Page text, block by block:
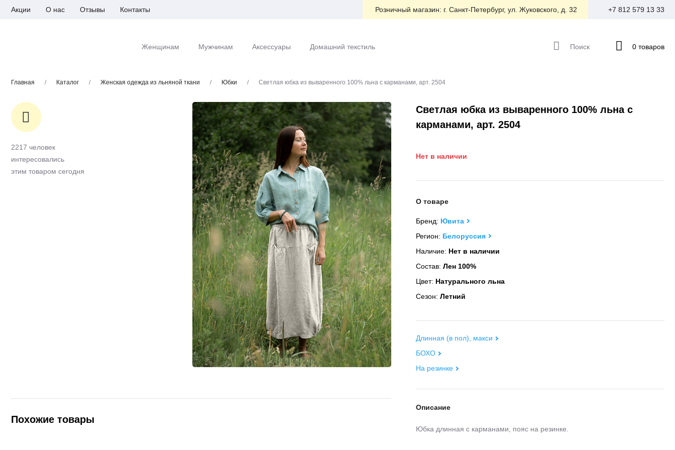
Акции О нас Отзывы Контакты Розничный магазин: г. Санкт-Петербург, ул. Жуковского, д. 32 +7 812 579 13 33
Женщинам Мужчинам Аксессуары Домашний текстиль Поиск 0 товаров
Главная / Каталог / Женская одежда из льняной ткани / Юбки / Светлая юбка из вываренного 100% льна с карманами, арт. 2504
Светлая юбка из вываренного 100% льна с
карманами, арт. 2504
Нет в наличии
О товаре
Бренд: Ювита
Регион: Белоруссия
Наличие: Нет в наличии
Состав: Лен 100%
Цвет: Натурального льна
Сезон: Летний
Длинная (в пол), макси
БОХО
На резинке
Описание
Юбка длинная с карманами, пояс на резинке.
2217 человек
интересовались
этим товаром сегодня
Похожие товары